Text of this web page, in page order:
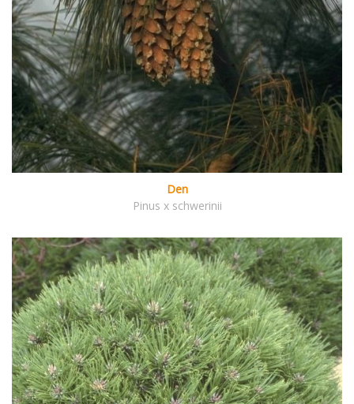
Den
Pinus x schwerinii